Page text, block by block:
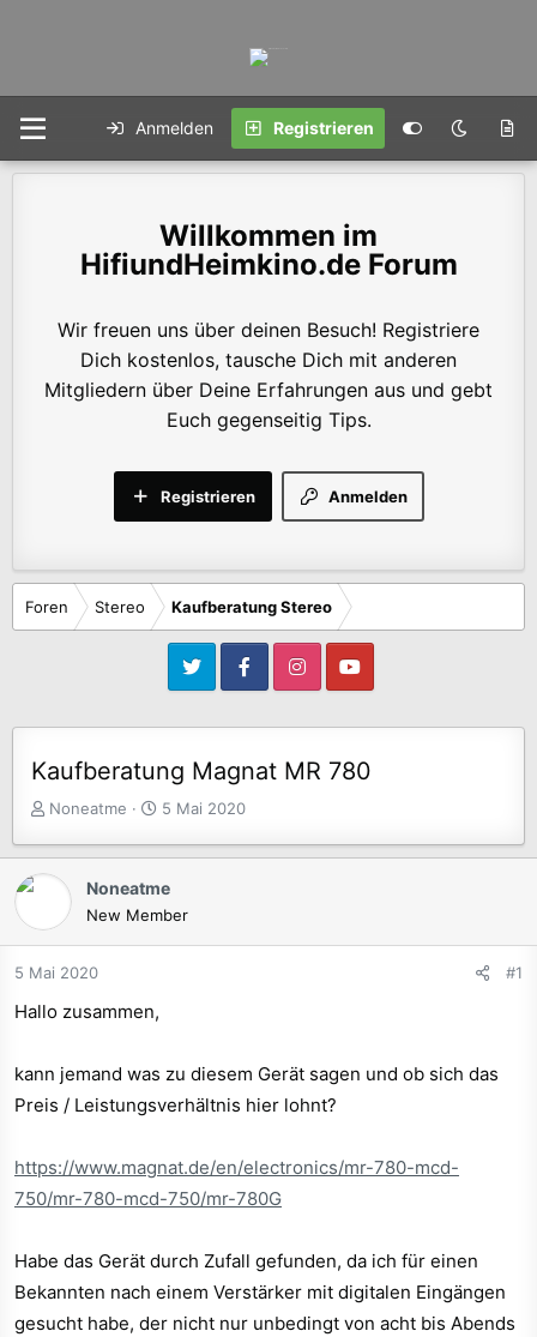
Anmelden Registrieren
HifiundHeimkino.de Forum
Wir freuen uns über deinen Besuch! Registriere
Dich kostenlos, tausche Dich mit anderen
Mitgliedern über Deine Erfahrungen aus und gebt
Euch gegenseitig Tips.
Anmelden
Registrieren
Foren Stereo Kaufberatung Stereo
Kaufberatung Magnat MR 780
E
s
t
l
l
e
Noneatme
E
s
l
l
5 Mai 2020
Noneatme
New Member
5 Mai 2020 #1
Hallo zusammen,
kann jemand was zu diesem Gerät sagen und ob sich das
Preis / Leistungsverhältnis hier lohnt?
https://www.magnat.de/en/electronics/mr-780-mcd-
750/mr-780-mcd-750/mr-780G
Habe das Gerät durch Zufall gefunden, da ich für einen
Bekannten nach einem Verstärker mit digitalen Eingängen
gesucht habe, der nicht nur unbedingt von acht bis Abends